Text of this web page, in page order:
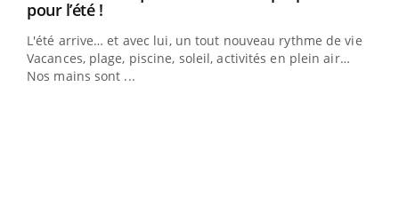
pour l’été !Youtube
L'été arrive… et avec lui, un tout nouveau rythme de vie !
Vacances, plage, piscine, soleil, activités en plein air…
Nos mains sont ...